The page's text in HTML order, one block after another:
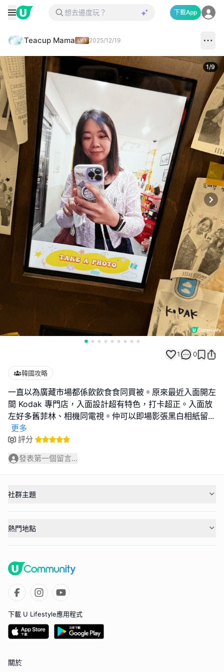
下載App
Teacup Mama 2025/12/19
1/9
1 0
韓國攻略
一直以為廣藏市場都係飲飲食食同買被。原來最近入面開左
間 Kodak 專門店，入面設計超有特色，打卡超正。入面放
左好多舊菲林、相機同電視。仲可以即場影張黑白相紙留...
更多
評分
發表第一個留言...
社群主題
熱門地點
下載 U Lifestyle應用程式
關於